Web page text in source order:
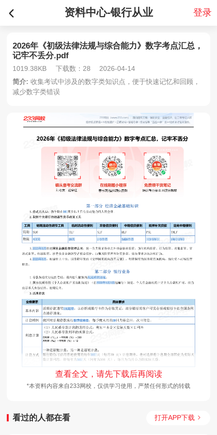
资料中心-银行从业 登录
2026年《初级法律法规与综合能力》数字考点汇总，
记牢不丢分.pdf
1019.38KB 下载数：28
2026-04-14
简介:收集考试中涉及的数字类知识点，便于快速记忆和回顾，
减少数字类错误
查看全文，请先下载后再阅读
*本资料内容来自233网校，仅供学习使用，严禁任何形式的转载
看过的人都在看 打开APP下载